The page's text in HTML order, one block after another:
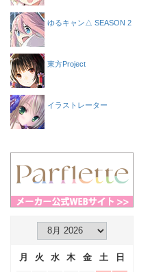
ゆるキャン△ SEASON 2
東方Project
イラストレーター
月 火 水 木 金 土
日